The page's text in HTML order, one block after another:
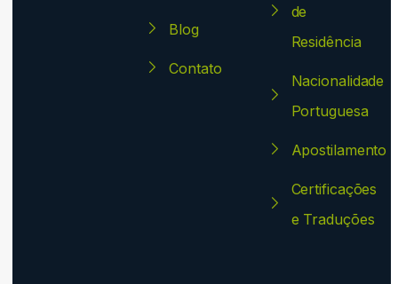
Blog
Contato
de
Residência
Nacionalidade
Portuguesa
Apostilamento
Certificações
e Traduções